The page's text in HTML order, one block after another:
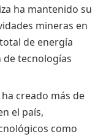
ha mantenido su
mineras en
de energía
de tecnologías
creado más de
el país,
como